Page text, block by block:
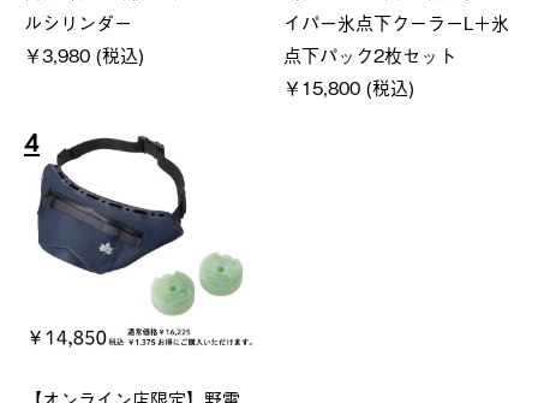
ルシリンダー
￥3,980 (税込)
イパー氷点下クーラーL＋氷
点下パック2枚セット
￥15,800 (税込)
4